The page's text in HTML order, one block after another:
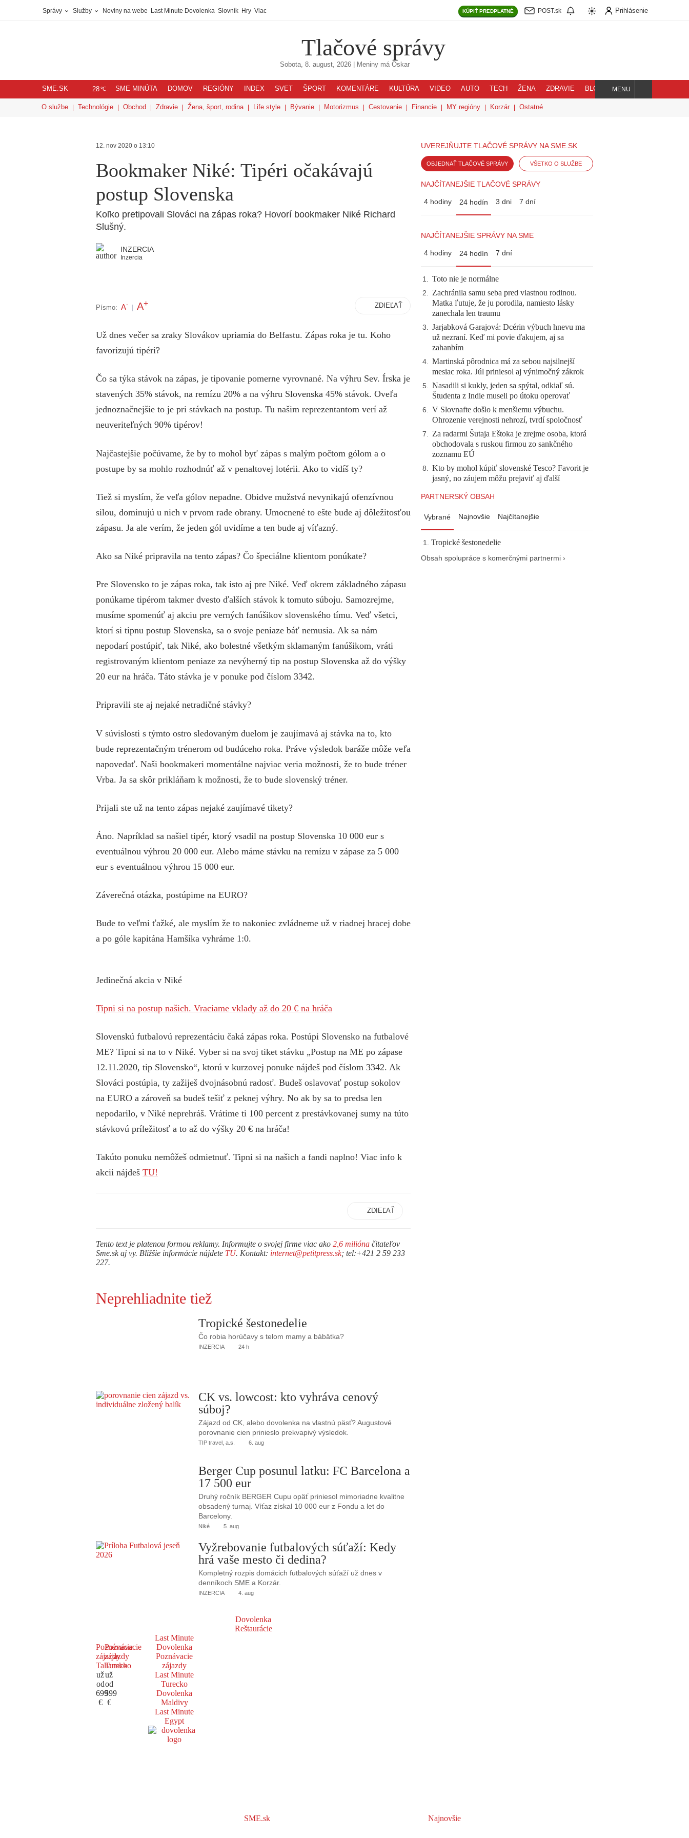
Správy Služby Noviny na webe Last Minute Dovolenka Slovník Hry Viac KÚPIŤ PREDPLATNÉ POST.sk Prihlásenie
Tlačové správy
Sobota, 8. august, 2026| Meniny má Oskar
SME.SK 28℃ SME MINÚTA DOMOV REGIÓNY INDEX SVET ŠPORT KOMENTÁRE KULTÚRA VIDEO AUTO TECH ŽENA ZDRAVIE BLOG
Hľadaj
MENU
O službe Technológie Obchod Zdravie Žena, šport, rodina Life style Bývanie Motorizmus Cestovanie Financie MY regióny Korzár Ostatné
12. nov 2020 o 13:10
Bookmaker Niké: Tipéri očakávajú
postup Slovenska
Koľko pretipovali Slováci na zápas roka? Hovorí bookmaker Niké Richard
Slušný.
INZERCIA
Inzercia
Písmo: A- A+ ZDIEĽAŤ
Už dnes večer sa zraky Slovákov upriamia do Belfastu. Zápas roka je tu. Koho
favorizujú tipéri?
Čo sa týka stávok na zápas, je tipovanie pomerne vyrovnané. Na výhru Sev. Írska je
stavených 35% stávok, na remízu 20% a na výhru Slovenska 45% stávok. Oveľa
jednoznačnejšie to je pri stávkach na postup. Tu našim reprezentantom verí až
neuveriteľných 90% tipérov!
Najčastejšie počúvame, že by to mohol byť zápas s malým počtom gólom a o
postupe by sa mohlo rozhodnúť až v penaltovej lotérii. Ako to vidíš ty?
Tiež si myslím, že veľa gólov nepadne. Obidve mužstvá nevynikajú ofenzívnou
silou, dominujú u nich v prvom rade obrany. Umocnené to ešte bude aj dôležitosťou
zápasu. Ja ale verím, že jeden gól uvidíme a ten bude aj víťazný.
Ako sa Niké pripravila na tento zápas? Čo špeciálne klientom ponúkate?
Pre Slovensko to je zápas roka, tak isto aj pre Niké. Veď okrem základného zápasu
ponúkame tipérom takmer dvesto ďalších stávok k tomuto súboju. Samozrejme,
musíme spomenúť aj akciu pre verných fanúšikov slovenského tímu. Veď všetci,
ktorí si tipnu postup Slovenska, sa o svoje peniaze báť nemusia. Ak sa nám
nepodarí postúpiť, tak Niké, ako bolestné všetkým sklamaným fanúšikom, vráti
registrovaným klientom peniaze za nevýherný tip na postup Slovenska až do výšky
20 eur na hráča. Táto stávka je v ponuke pod číslom 3342.
Pripravili ste aj nejaké netradičné stávky?
V súvislosti s týmto ostro sledovaným duelom je zaujímavá aj stávka na to, kto
bude reprezentačným trénerom od budúceho roka. Práve výsledok baráže môže veľa
napovedať. Naši bookmakeri momentálne najviac veria možnosti, že to bude tréner
Vrba. Ja sa skôr prikláňam k možnosti, že to bude slovenský tréner.
Prijali ste už na tento zápas nejaké zaujímavé tikety?
Áno. Napríklad sa našiel tipér, ktorý vsadil na postup Slovenska 10 000 eur s
eventuálnou výhrou 20 000 eur. Alebo máme stávku na remízu v zápase za 5 000
eur s eventuálnou výhrou 15 000 eur.
Záverečná otázka, postúpime na EURO?
Bude to veľmi ťažké, ale myslím že to nakoniec zvládneme už v riadnej hracej dobe
a po góle kapitána Hamšíka vyhráme 1:0.
Jedinečná akcia v Niké
Tipni si na postup našich. Vraciame vklady až do 20 € na hráča
Slovenskú futbalovú reprezentáciu čaká zápas roka. Postúpi Slovensko na futbalové
ME? Tipni si na to v Niké. Vyber si na svoj tiket stávku „Postup na ME po zápase
12.11.2020, tip Slovensko“, ktorú v kurzovej ponuke nájdeš pod číslom 3342. Ak
Slováci postúpia, ty zažiješ dvojnásobnú radosť. Budeš oslavovať postup sokolov
na EURO a zároveň sa budeš tešiť z peknej výhry. No ak by sa to predsa len
nepodarilo, v Niké neprehráš. Vrátime ti 100 percent z prestávkovanej sumy na túto
stávkovú príležitosť a to až do výšky 20 € na hráča!
Takúto ponuku nemôžeš odmietnuť. Tipni si na našich a fandi naplno! Viac info k
akcii nájdeš TU!
ZDIEĽAŤ
Tento text je platenou formou reklamy. Informujte o svojej firme viac ako 2,6 milióna čitateľov
Sme.sk aj vy. Bližšie informácie nájdete TU. Kontakt: internet@petitpress.sk; tel:+421 2 59 233
227.
UVEREJŇUJTE TLAČOVÉ SPRÁVY NA SME.SK
OBJEDNAŤ TLAČOVÉ SPRÁVY VŠETKO O SLUŽBE
NAJČÍTANEJŠIE TLAČOVÉ SPRÁVY
4 hodiny 24 hodín 3 dni 7 dní
NAJČÍTANEJŠIE SPRÁVY NA SME
4 hodiny 24 hodín 7 dní
1. Toto nie je normálne
2. Zachránila samu seba pred vlastnou rodinou.
Matka ľutuje, že ju porodila, namiesto lásky
zanechala len traumu
3. Jarjabková Garajová: Dcérin výbuch hnevu ma
už nezraní. Keď mi povie ďakujem, aj sa
zahanbím
4. Martinská pôrodnica má za sebou najsilnejší
mesiac roka. Júl priniesol aj výnimočný zákrok
5. Nasadili si kukly, jeden sa spýtal, odkiaľ sú.
Študenta z Indie museli po útoku operovať
6. V Slovnafte došlo k menšiemu výbuchu.
Ohrozenie verejnosti nehrozí, tvrdí spoločnosť
7. Za radarmi Šutaja Eštoka je zrejme osoba, ktorá
obchodovala s ruskou firmou zo sankčného
zoznamu EÚ
8. Kto by mohol kúpiť slovenské Tesco? Favorit je
jasný, no záujem môžu prejaviť aj ďalší
PARTNERSKÝ OBSAH
Vybrané Najnovšie Najčítanejšie
Tropické šestonedelie
Obsah spolupráce s komerčnými partnermi ›
Neprehliadnite tiež
Tropické šestonedelie
Čo robia horúčavy s telom mamy a bábätka?
INZERCIA 24 h
CK vs. lowcost: kto vyhráva cenový
súboj?
Zájazd od CK, alebo dovolenka na vlastnú päsť? Augustové
porovnanie cien prinieslo prekvapivý výsledok.
TIP travel, a.s. 6. aug
Berger Cup posunul latku: FC Barcelona a
17 500 eur
Druhý ročník BERGER Cupu opäť priniesol mimoriadne kvalitne
obsadený turnaj. Víťaz získal 10 000 eur z Fondu a let do
Barcelony.
Niké 5. aug
Vyžrebovanie futbalových súťaží: Kedy
hrá vaše mesto či dedina?
Kompletný rozpis domácich futbalových súťaží už dnes v
denníkoch SME a Korzár.
INZERCIA 4. aug
Dovolenka
Reštaurácie
Poznávacie
zájazdy
Taliansko
už
od
699
€
Poznávacie
zájazdy
Turecko
už
od
599
€
Last Minute
Dovolenka
Poznávacie
zájazdy
Last Minute
Turecko
Dovolenka
Maldivy
Last Minute
Egypt
SME.sk Najnovšie